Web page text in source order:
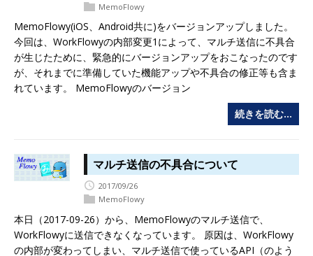
MemoFlowy
MemoFlowy(iOS、Android共に)をバージョンアップしました。
今回は、WorkFlowyの内部変更1によって、マルチ送信に不具合
が生じたために、緊急的にバージョンアップをおこなったのです
が、それまでに準備していた機能アップや不具合の修正等も含ま
れています。 MemoFlowyのバージョン
続きを読む…
マルチ送信の不具合について
2017/09/26
MemoFlowy
本日（2017-09-26）から、MemoFlowyのマルチ送信で、
WorkFlowyに送信できなくなっています。 原因は、WorkFlowy
の内部が変わってしまい、マルチ送信で使っているAPI（のよう